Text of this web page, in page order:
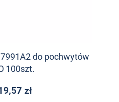
do pochwytów
100szt.
zł